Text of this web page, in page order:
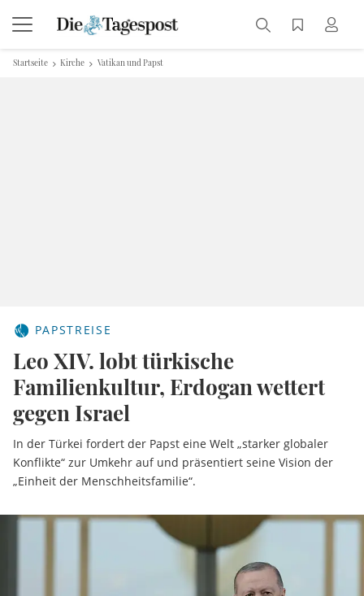
Startseite Kirche Vatikan und Papst
PAPSTREISE
Leo XIV. lobt türkische
Familienkultur, Erdogan wettert
gegen Israel
In der Türkei fordert der Papst eine Welt „starker globaler
Konflikte“ zur Umkehr auf und präsentiert seine Vision der
„Einheit der Menschheitsfamilie“.